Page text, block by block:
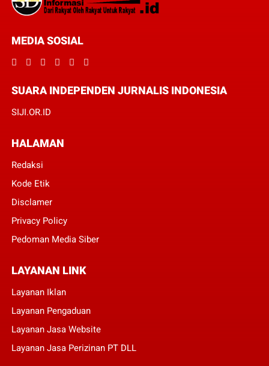
MEDIA SOSIAL
SUARA INDEPENDEN JURNALIS INDONESIA
SIJI.OR.ID
HALAMAN
Redaksi
Kode Etik
Disclamer
Privacy Policy
Pedoman Media Siber
LAYANAN LINK
Layanan Iklan
Layanan Pengaduan
Layanan Jasa Website
Layanan Jasa Perizinan PT DLL